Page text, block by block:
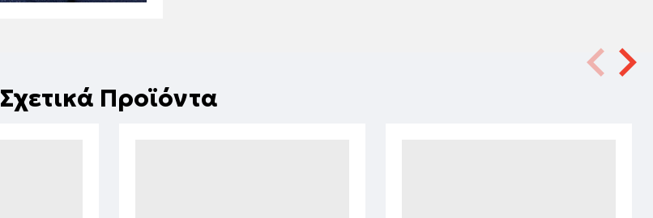
Σχετικά Προϊόντα